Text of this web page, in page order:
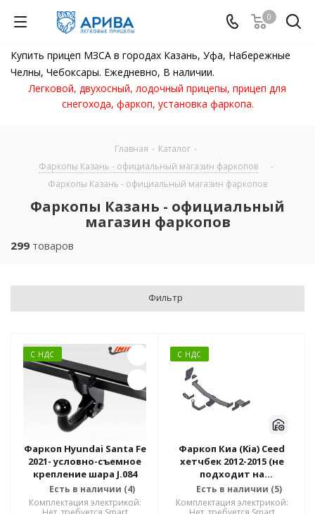
0
Купить прицеп МЗСА в городах Казань, Уфа, Набережные
Челны, Чебоксары. Ежедневно, В наличии.
Легковой, двухосный, лодочный прицепы, прицеп для
снегохода, фаркоп, установка фаркопа.
Главная - Каталог -
Фаркопы Казань - официальный магазин фаркопов
-
Фаркопы Казань - официальный магазин фаркопов
Фаркопы Казань - официальный
магазин фаркопов
299 товаров
Фильтр
С НДС
Фаркоп Hyundai Santa Fe
2021- условно-съемное
крепление шара J.084
Есть в наличии (4)
Комплектация электрикой:
С НДС
Фаркоп Киа (Kia) Ceed
хетчбек 2012-2015 (не
подходит на
рейстайлинговую
версию 2015-), Hyundai i30
Есть в наличии (5)
Комплектация электрикой: